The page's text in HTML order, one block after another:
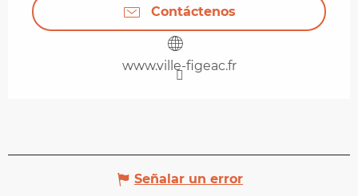
Contáctenos
www.ville-figeac.fr
Señalar un error